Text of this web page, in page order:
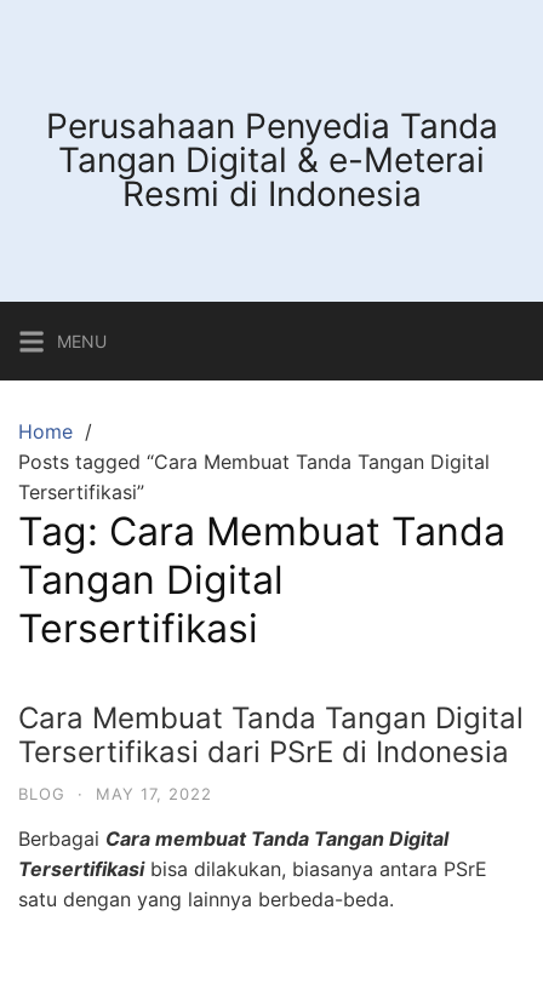
Perusahaan Penyedia Tanda
Tangan Digital & e-Meterai
Resmi di Indonesia
MENU
Home
Posts tagged “Cara Membuat Tanda Tangan Digital
Tersertifikasi”
Tag: Cara Membuat Tanda
Tangan Digital
Tersertifikasi
Cara Membuat Tanda Tangan Digital
Tersertifikasi dari PSrE di Indonesia
BLOG · MAY 17, 2022
Berbagai Cara membuat Tanda Tangan Digital
Tersertifikasibisa dilakukan, biasanya antara PSrE
satu dengan yang lainnya berbeda-beda.